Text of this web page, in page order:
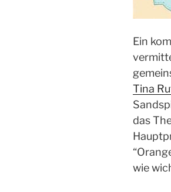
Ein
Tina
das
wie